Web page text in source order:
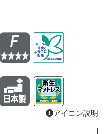
アイコン説明